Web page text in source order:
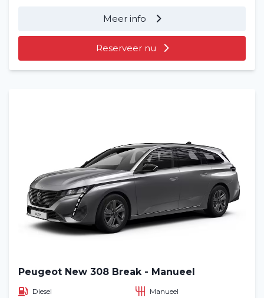
Meer info
Reserveer nu
Peugeot New 308 Break - Manueel
Diesel
Manueel